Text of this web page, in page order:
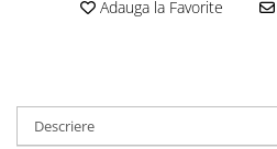
Navigatii Porsche
Navigatii Chrysler
Adauga la Favorite
Descriere